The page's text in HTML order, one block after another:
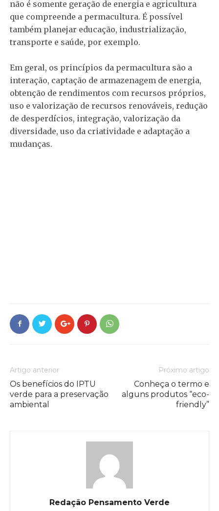
não é somente geração de energia e agricultura
que compreende a permacultura. É possível
também planejar educação, industrialização,
transporte e saúde, por exemplo.
Em geral, os princípios da permacultura são a
interação, captação de armazenagem de energia,
obtenção de rendimentos com recursos próprios,
uso e valorização de recursos renováveis, redução
de desperdícios, integração, valorização da
diversidade, uso da criatividade e adaptação a
mudanças.
Artigo anterior
Os benefícios do IPTU
verde para a preservação
ambiental
Próximo artigo
Conheça o termo e
alguns produtos “eco-
friendly”
Redação Pensamento Verde